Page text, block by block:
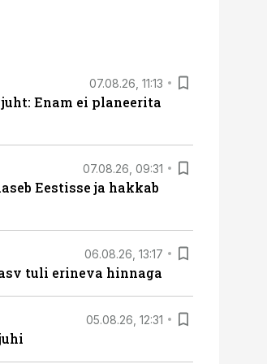
07.08.26, 11:13
Enam ei planeerita
07.08.26, 09:31
Eestisse ja hakkab
06.08.26, 13:17
tuli erineva hinnaga
05.08.26, 12:31